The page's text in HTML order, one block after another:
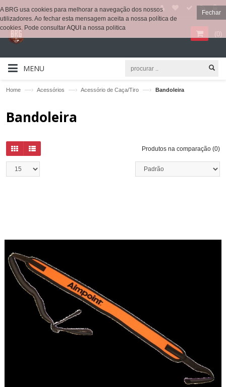
(0)
MENU
Home —› Acessórios —› Acessório de Caça/Tiro —› Bandoleira
Bandoleira
Produtos na comparação (0)
Fechar
A BRG usa cookies para melhorar a navegação dos nossos
utilizadores. Ao fechar esta mensagem aceita a nossa política de
cookies. Pode consultarAQUI a nossa politica